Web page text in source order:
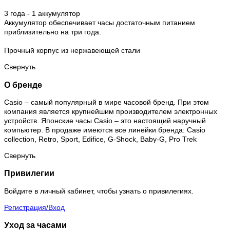
3 года - 1 аккумулятор
Аккумулятор обеспечивает часы достаточным питанием
приблизительно на три года.
Прочный корпус из нержавеющей стали
Свернуть
О бренде
Casio – самый популярный в мире часовой бренд. При этом
компания является крупнейшим производителем электронных
устройств. Японские часы Casio – это настоящий наручный
компьютер. В продаже имеются все линейки бренда: Casio
collection, Retro, Sport, Edifice, G-Shock, Baby-G, Pro Trek
Свернуть
Привилегии
Войдите в личный кабинет, чтобы узнать о привилегиях.
Регистрация/Вход
Уход за часами